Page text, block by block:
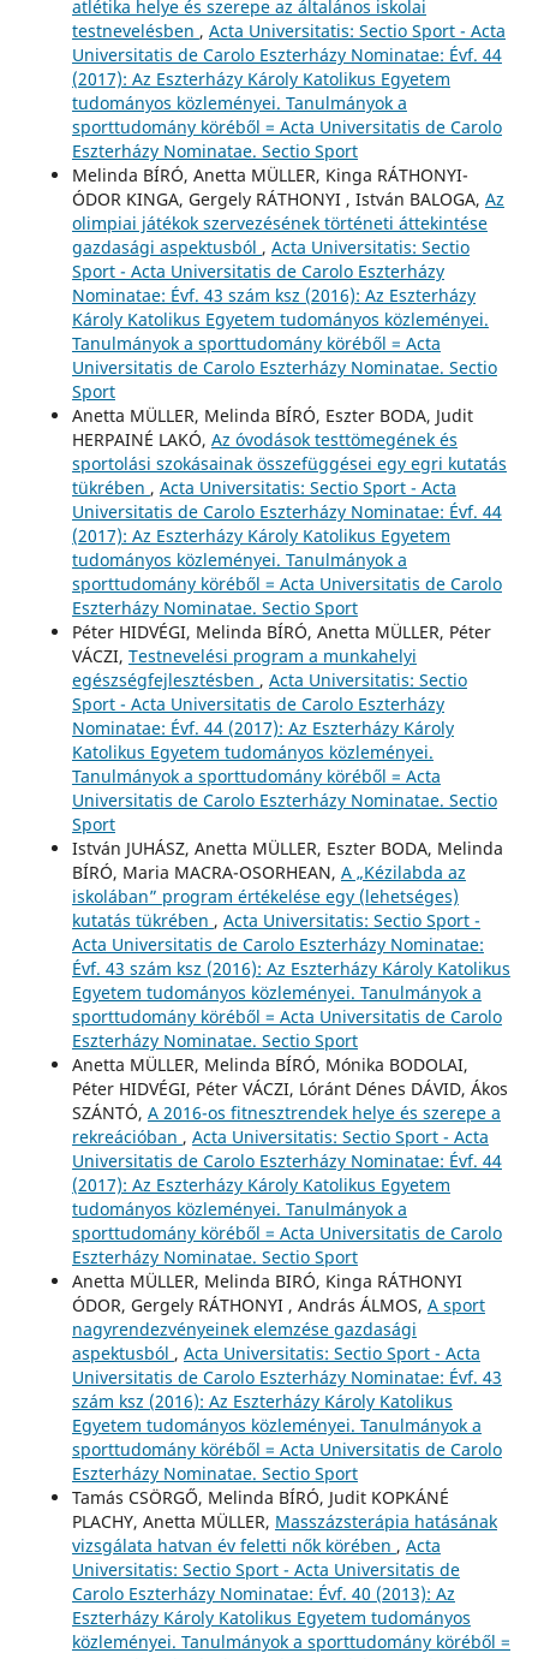
atlétika helye és szerepe az általános iskolai
testnevelésben , Acta Universitatis: Sectio Sport - Acta
Universitatis de Carolo Eszterházy Nominatae: Évf. 44
(2017): Az Eszterházy Károly Katolikus Egyetem
tudományos közleményei. Tanulmányok a
sporttudomány köréből = Acta Universitatis de Carolo
Eszterházy Nominatae. Sectio Sport
Melinda BÍRÓ, Anetta MÜLLER, Kinga RÁTHONYI-
ÓDOR KINGA, Gergely RÁTHONYI , István BALOGA, Az
olimpiai játékok szervezésének történeti áttekintése
gazdasági aspektusból , Acta Universitatis: Sectio
Sport - Acta Universitatis de Carolo Eszterházy
Nominatae: Évf. 43 szám ksz (2016): Az Eszterházy
Károly Katolikus Egyetem tudományos közleményei.
Tanulmányok a sporttudomány köréből = Acta
Universitatis de Carolo Eszterházy Nominatae. Sectio
Sport
Anetta MÜLLER, Melinda BÍRÓ, Eszter BODA, Judit
HERPAINÉ LAKÓ, Az óvodások testtömegének és
sportolási szokásainak összefüggései egy egri kutatás
tükrében , Acta Universitatis: Sectio Sport - Acta
Universitatis de Carolo Eszterházy Nominatae: Évf. 44
(2017): Az Eszterházy Károly Katolikus Egyetem
tudományos közleményei. Tanulmányok a
sporttudomány köréből = Acta Universitatis de Carolo
Eszterházy Nominatae. Sectio Sport
Péter HIDVÉGI, Melinda BÍRÓ, Anetta MÜLLER, Péter
VÁCZI, Testnevelési program a munkahelyi
egészségfejlesztésben , Acta Universitatis: Sectio
Sport - Acta Universitatis de Carolo Eszterházy
Nominatae: Évf. 44 (2017): Az Eszterházy Károly
Katolikus Egyetem tudományos közleményei.
Tanulmányok a sporttudomány köréből = Acta
Universitatis de Carolo Eszterházy Nominatae. Sectio
Sport
István JUHÁSZ, Anetta MÜLLER, Eszter BODA, Melinda
BÍRÓ, Maria MACRA-OSORHEAN, A „Kézilabda az
iskolában” program értékelése egy (lehetséges)
kutatás tükrében , Acta Universitatis: Sectio Sport -
Acta Universitatis de Carolo Eszterházy Nominatae:
Évf. 43 szám ksz (2016): Az Eszterházy Károly Katolikus
Egyetem tudományos közleményei. Tanulmányok a
sporttudomány köréből = Acta Universitatis de Carolo
Eszterházy Nominatae. Sectio Sport
Anetta MÜLLER, Melinda BÍRÓ, Mónika BODOLAI,
Péter HIDVÉGI, Péter VÁCZI, Lóránt Dénes DÁVID, Ákos
SZÁNTÓ, A 2016-os fitnesztrendek helye és szerepe a
rekreációban , Acta Universitatis: Sectio Sport - Acta
Universitatis de Carolo Eszterházy Nominatae: Évf. 44
(2017): Az Eszterházy Károly Katolikus Egyetem
tudományos közleményei. Tanulmányok a
sporttudomány köréből = Acta Universitatis de Carolo
Eszterházy Nominatae. Sectio Sport
Anetta MÜLLER, Melinda BIRÓ, Kinga RÁTHONYI
ÓDOR, Gergely RÁTHONYI , András ÁLMOS, A sport
nagyrendezvényeinek elemzése gazdasági
aspektusból , Acta Universitatis: Sectio Sport - Acta
Universitatis de Carolo Eszterházy Nominatae: Évf. 43
szám ksz (2016): Az Eszterházy Károly Katolikus
Egyetem tudományos közleményei. Tanulmányok a
sporttudomány köréből = Acta Universitatis de Carolo
Eszterházy Nominatae. Sectio Sport
Tamás CSÖRGŐ, Melinda BÍRÓ, Judit KOPKÁNÉ
PLACHY, Anetta MÜLLER, Masszázsterápia hatásának
vizsgálata hatvan év feletti nők körében , Acta
Universitatis: Sectio Sport - Acta Universitatis de
Carolo Eszterházy Nominatae: Évf. 40 (2013): Az
Eszterházy Károly Katolikus Egyetem tudományos
közleményei. Tanulmányok a sporttudomány köréből =